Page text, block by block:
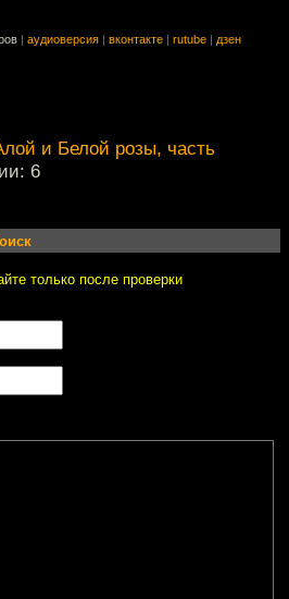
аудиоверсия вконтакте rutube дзен
и Белой розы, часть
6
только после проверки